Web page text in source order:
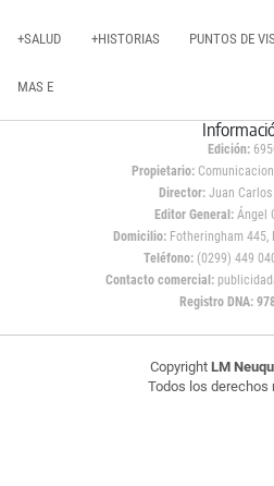
+SALUD +HISTORIAS PUNTOS DE
MAS E
Edición:
Propietario:
Director: Juan
Editor General:Ángel
Domicilio:Fotheringham 445,
Teléfono: (0299) 449
Contacto comercial:
Registro DNA:
Copyright LM
Todos los derechos